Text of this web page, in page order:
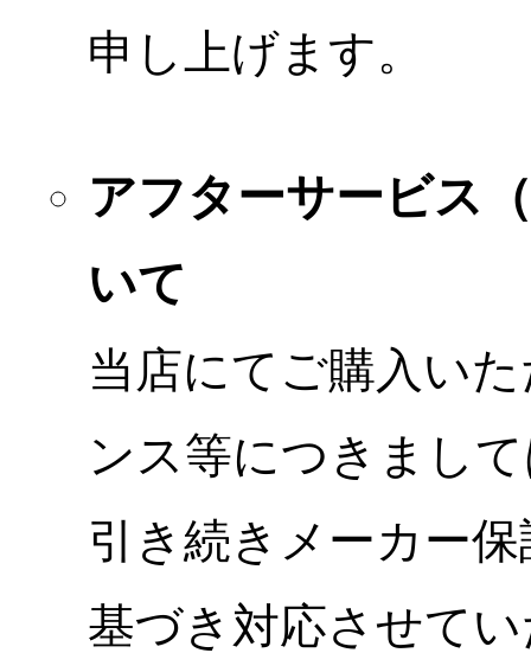
申し上げます。
アフターサービス
いて
当店にてご購入い
ンス等につきまし
引き続きメーカー
基づき対応させて